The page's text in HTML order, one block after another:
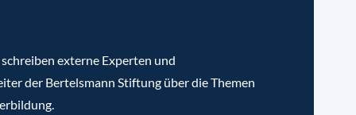
externe Experten und
der Bertelsmann Stiftung über die Themen